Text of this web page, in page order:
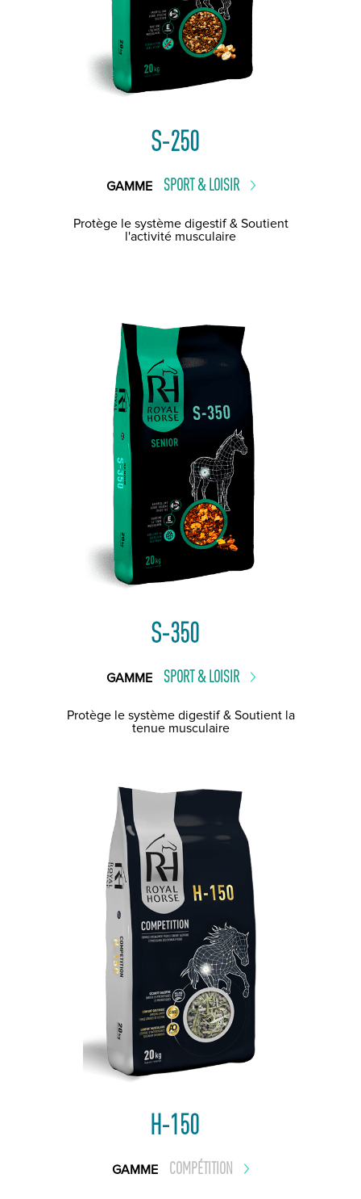
S-250
GAMME SPORT & LOISIR
Protège le système digestif & Soutient
l'activité musculaire
S-350
GAMME SPORT & LOISIR
Protège le système digestif & Soutient la
tenue musculaire
H-150
GAMME COMPÉTITION